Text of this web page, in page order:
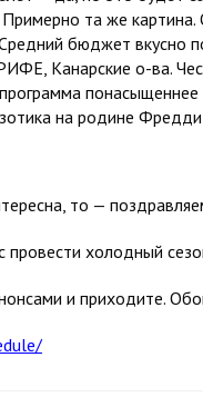
та же картина.
бюджет вкусно
Канарские о-ва.
на родине
то —
провести холодный
и приходите.